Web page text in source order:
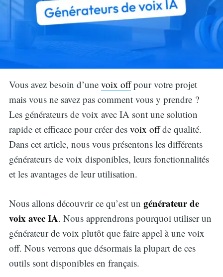
Vous avez besoin d’une voix offpour votre projet
mais vous ne savez pas comment vous y prendre ?
Les générateurs de voix avec IA sont une solution
rapide et efficace pour créer des voix offde qualité.
Dans cet article, nous vous présentons les différents
générateurs de voix disponibles, leurs fonctionnalités
et les avantages de leur utilisation.
Nous allons découvrir ce qu’est un générateur de
voix avec IA. Nous apprendrons pourquoi utiliser un
générateur de voix plutôt que faire appel à une voix
off. Nous verrons que désormais la plupart de ces
outils sont disponibles en français.